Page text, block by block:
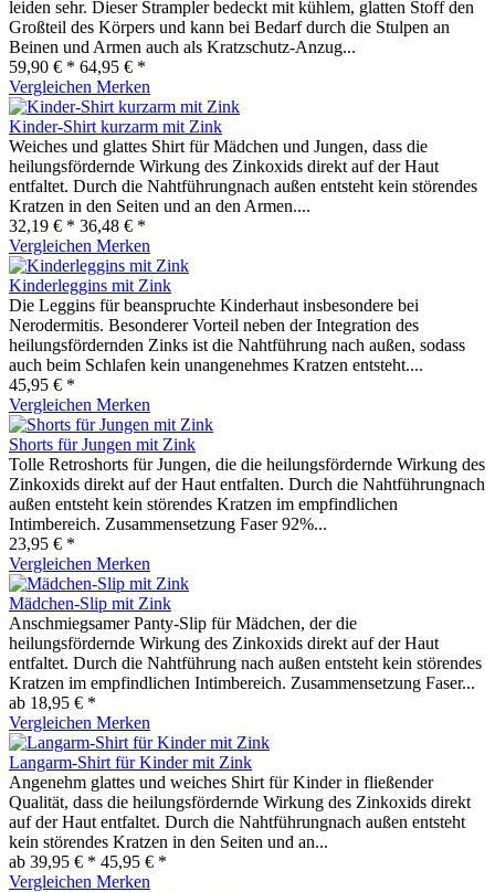
leiden sehr. Dieser Strampler bedeckt mit kühlem, glatten Stoff den
Großteil des Körpers und kann bei Bedarf durch die Stulpen an
Beinen und Armen auch als Kratzschutz-Anzug...
59,90 € * 64,95 € *
Vergleichen Merken
Kinder-Shirt kurzarm mit Zink
Weiches und glattes Shirt für Mädchen und Jungen, dass die
heilungsfördernde Wirkung des Zinkoxids direkt auf der Haut
entfaltet. Durch die Nahtführungnach außen entsteht kein störendes
Kratzen in den Seiten und an den Armen....
32,19 € * 36,48 € *
Vergleichen Merken
Kinderleggins mit Zink
Die Leggins für beanspruchte Kinderhaut insbesondere bei
Nerodermitis. Besonderer Vorteil neben der Integration des
heilungsfördernden Zinks ist die Nahtführung nach außen, sodass
auch beim Schlafen kein unangenehmes Kratzen entsteht....
45,95 € *
Vergleichen Merken
Shorts für Jungen mit Zink
Tolle Retroshorts für Jungen, die die heilungsfördernde Wirkung des
Zinkoxids direkt auf der Haut entfalten. Durch die Nahtführungnach
außen entsteht kein störendes Kratzen im empfindlichen
Intimbereich. Zusammensetzung Faser 92%...
23,95 € *
Vergleichen Merken
Mädchen-Slip mit Zink
Anschmiegsamer Panty-Slip für Mädchen, der die
heilungsfördernde Wirkung des Zinkoxids direkt auf der Haut
entfaltet. Durch die Nahtführung nach außen entsteht kein störendes
Kratzen im empfindlichen Intimbereich. Zusammensetzung Faser...
ab 18,95 € *
Vergleichen Merken
Langarm-Shirt für Kinder mit Zink
Angenehm glattes und weiches Shirt für Kinder in fließender
Qualität, dass die heilungsfördernde Wirkung des Zinkoxids direkt
auf der Haut entfaltet. Durch die Nahtführungnach außen entsteht
kein störendes Kratzen in den Seiten und an...
ab 39,95 € * 45,95 € *
Vergleichen Merken